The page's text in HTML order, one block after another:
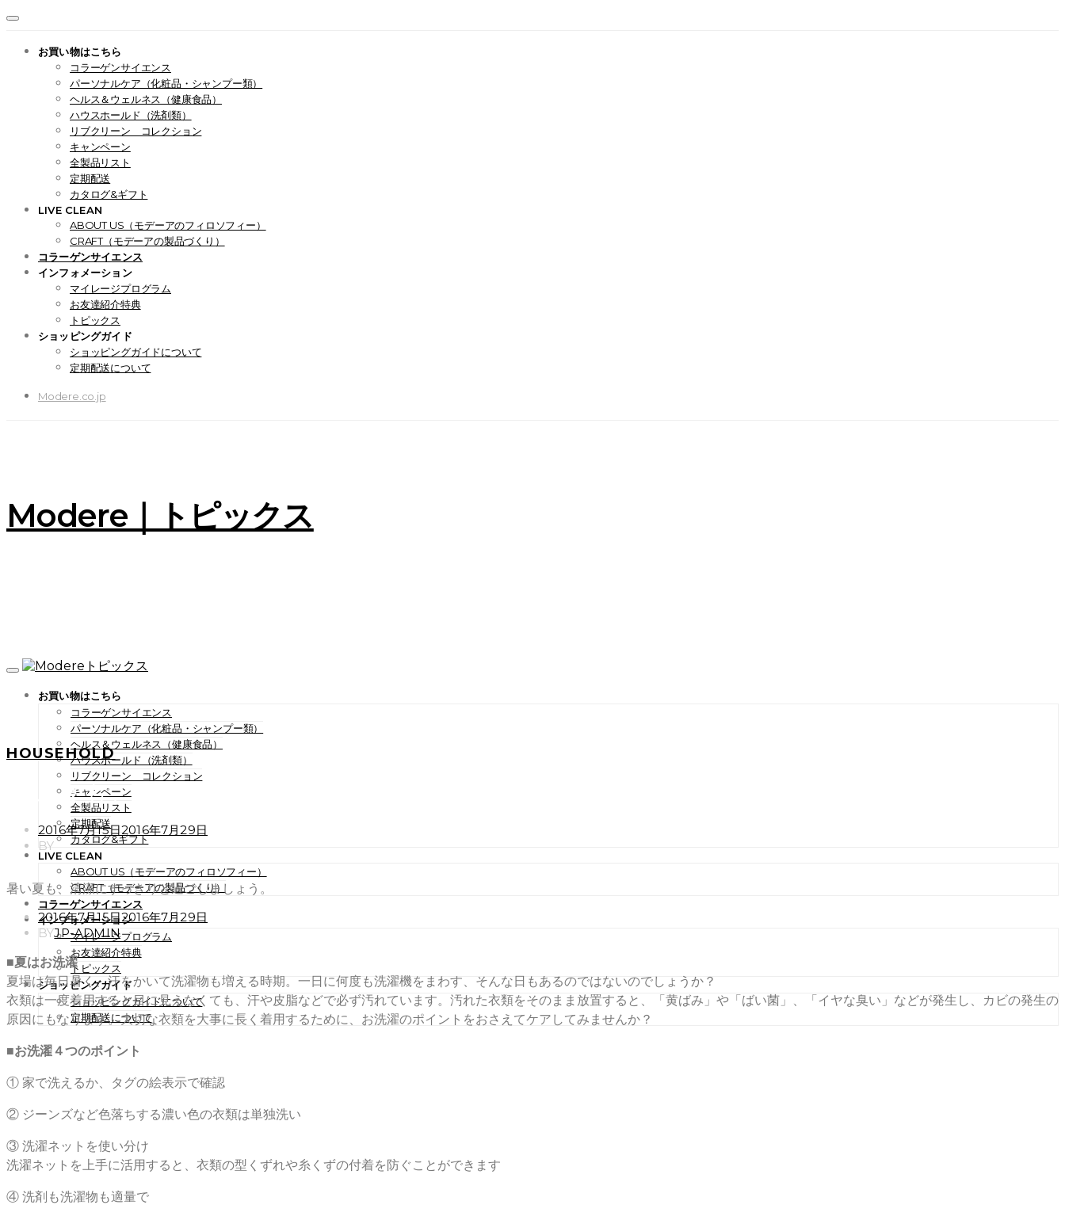
お買い物はこちら
コラーゲンサイエンス
パーソナルケア（化粧品・シャンプー類）
ヘルス＆ウェルネス（健康食品）
ハウスホールド（洗剤類）
リブクリーン コレクション
キャンペーン
全製品リスト
定期配送
カタログ&ギフト
LIVE CLEAN
ABOUT US（モデーアのフィロソフィー）
CRAFT（モデーアの製品づくり）
コラーゲンサイエンス
インフォメーション
マイレージプログラム
お友達紹介特典
トピックス
ショッピングガイド
ショッピングガイドについて
定期配送について
Modere.co.jp
Modere｜トピックス
お買い物はこちら
コラーゲンサイエンス
パーソナルケア（化粧品・シャンプー類）
ヘルス＆ウェルネス（健康食品）
ハウスホールド（洗剤類）
リブクリーン コレクション
キャンペーン
全製品リスト
定期配送
カタログ&ギフト
LIVE CLEAN
ABOUT US（モデーアのフィロソフィー）
CRAFT（モデーアの製品づくり）
コラーゲンサイエンス
インフォメーション
マイレージプログラム
お友達紹介特典
トピックス
ショッピングガイド
ショッピングガイドについて
定期配送について
HOUSEHOLD
暑い夏も、清潔にすっきりと過ごしましょう。
POSTED
ON
2016年7月15日2016年7月29日
BY
暑い夏も、清潔にすっきりと過ごしましょう。
POSTED
ON
2016年7月15日2016年7月29日
BYJP-ADMIN
■夏はお洗濯
夏場は毎日暑く、汗をかいて洗濯物も増える時期。一日に何度も洗濯機をまわす、そんな日もあるのではないのでしょうか？
衣類は一度着用すると目に見えなくても、汗や皮脂などで必ず汚れています。汚れた衣類をそのまま放置すると、「黄ばみ」や「ばい菌」、「イヤな臭い」などが発生し、カビの発生の
原因にもなります。大切な衣類を大事に長く着用するために、お洗濯のポイントをおさえてケアしてみませんか？
■お洗濯４つのポイント
① 家で洗えるか、タグの絵表示で確認
② ジーンズなど色落ちする濃い色の衣類は単独洗い
③ 洗濯ネットを使い分け
洗濯ネットを上手に活用すると、衣類の型くずれや糸くずの付着を防ぐことができます
④ 洗剤も洗濯物も適量で